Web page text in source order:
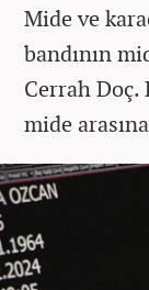
Mide ve
bandının
Cerrah Doç.
mide